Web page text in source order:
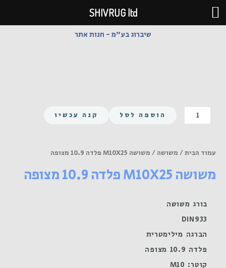
דילוג
לתוכן
שיברוג בע"מ - חנות אתר
כמות
של
10.9
הוספה לסל קנה עכשיו
עמוד הבית/ משושה / משושה M10X25 פלדה 10.9 מצופה
משושה M10X25 פלדה 10.9 מצופה
בורג משושה
DIN933
הברגה מילימטרית
פלדה 10.9 מצופה
קוטר: M10
SHIVRUG ltd